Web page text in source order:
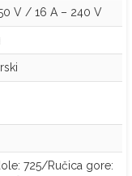
V / 16 A – 240 V
725/Ručica gore: